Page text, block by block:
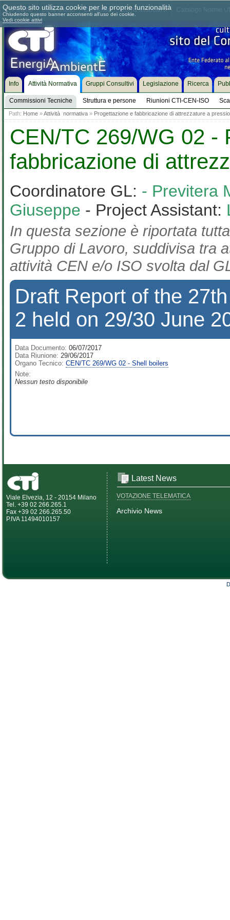
Chi siamo Dove siamo Contattaci Come associarsi
Info Attività Normativa
Commissioni Tecniche Struttura e persone Riunioni CTI-CEN-ISO
Gruppi Consultivi Legislazione Ricerca
Path: Home »Attività normativa » Progettazione e fabbricazione di attrezzature a
CEN/TC 269/WG 02 -
fabbricazione di
Coordinatore GL: - Previtera
Giuseppe - Project Assistant:
In questa sezione è riportata
Gruppo di Lavoro, suddivisa tra
attività CEN e/o ISO svolta dal
Draft Report of the
2 held on 29/30 June
Data Documento: 06/07/2017
Data Riunione: 29/06/2017
Organo Tecnico: CEN/TC 269/WG 02 - Shell boilers
Note:
Nessun testo disponibile
Viale Elvezia, 12 - 20154 Milano
Tel. +39 02 266.265.1
Fax +39 02 266.265.50
P.IVA 11494010157
Latest News
VOTAZIONE TELEMATICA
Archivio News
Questo sito utilizza cookie per le proprie funzionalità
Chiudendo questo banner acconsenti all'uso dei cookie.
Vedi cookie attivi